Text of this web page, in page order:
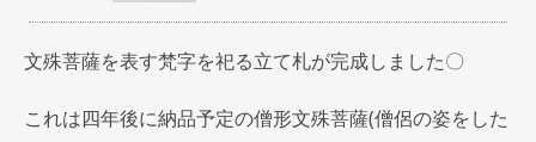
文殊菩薩を表す梵字を祀る立て札が完成しました〇
これは四年後に納品予定の僧形文殊菩薩(僧侶の姿をした